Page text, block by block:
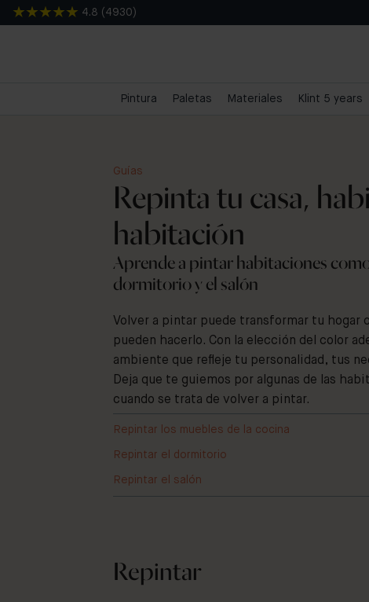
4.8 ( 4930 )
Pintura Paletas Materiales Klint 5 years
Guías
Repinta tu casa,
habitación
Aprende a pintar habitaciones
dormitorio y el salón
Volver a pintar puede transformar tu hogar
pueden hacerlo. Con la elección del color
ambiente que refleje tu personalidad, tus
Deja que te guiemos por algunas de las
cuando se trata de volver a pintar.
Repintar los muebles de la cocina
Repintar el dormitorio
Repintar el salón
Repintar